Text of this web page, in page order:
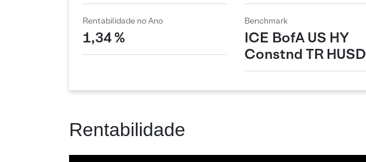
Rentabilidade no Ano
1,34 %
Benchmark
ICE BofA US HY
Constnd TR HUSD
Rentabilidade